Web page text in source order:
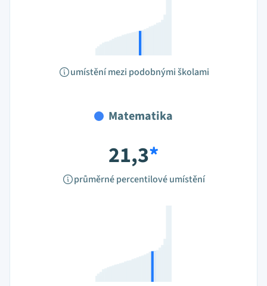
umístění mezi podobnými školami
Matematika
21,3*
průměrné percentilové umístění